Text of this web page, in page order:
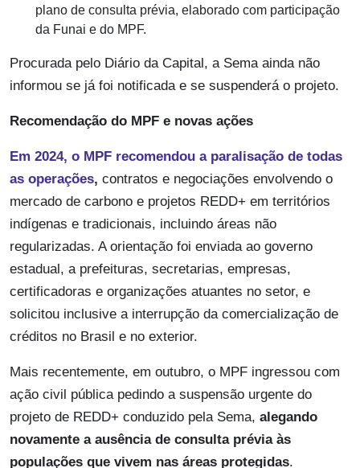
plano de consulta prévia, elaborado com participação
da Funai e do MPF.
Procurada pelo Diário da Capital, a Sema ainda não
informou se já foi notificada e se suspenderá o projeto.
Recomendação do MPF e novas ações
Em 2024, o MPF recomendou a paralisação de todas
as operações, contratos e negociações envolvendo o
mercado de carbono e projetos REDD+ em territórios
indígenas e tradicionais, incluindo áreas não
regularizadas. A orientação foi enviada ao governo
estadual, a prefeituras, secretarias, empresas,
certificadoras e organizações atuantes no setor, e
solicitou inclusive a interrupção da comercialização de
créditos no Brasil e no exterior.
Mais recentemente, em outubro, o MPF ingressou com
ação civil pública pedindo a suspensão urgente do
projeto de REDD+ conduzido pela Sema, alegando
novamente a ausência de consulta prévia às
populações que vivem nas áreas protegidas.